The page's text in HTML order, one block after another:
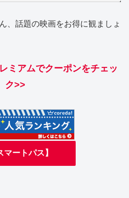
、話題の映画をお得に観ましょ
ミアムでクーポンをチェッ
ク>>
マートパス】